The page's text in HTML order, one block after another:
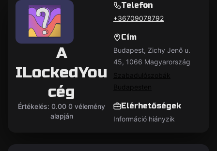
A
ILockedYou
cég
Értékelés: 0.00 0 vélemény
alapján
Telefon
+36709078792
Cím
Budapest, Zichy Jenő u.
45, 1066 Magyarország
Szabadulószobák
Budapesten
Elérhetőségek
Információ hiányzik